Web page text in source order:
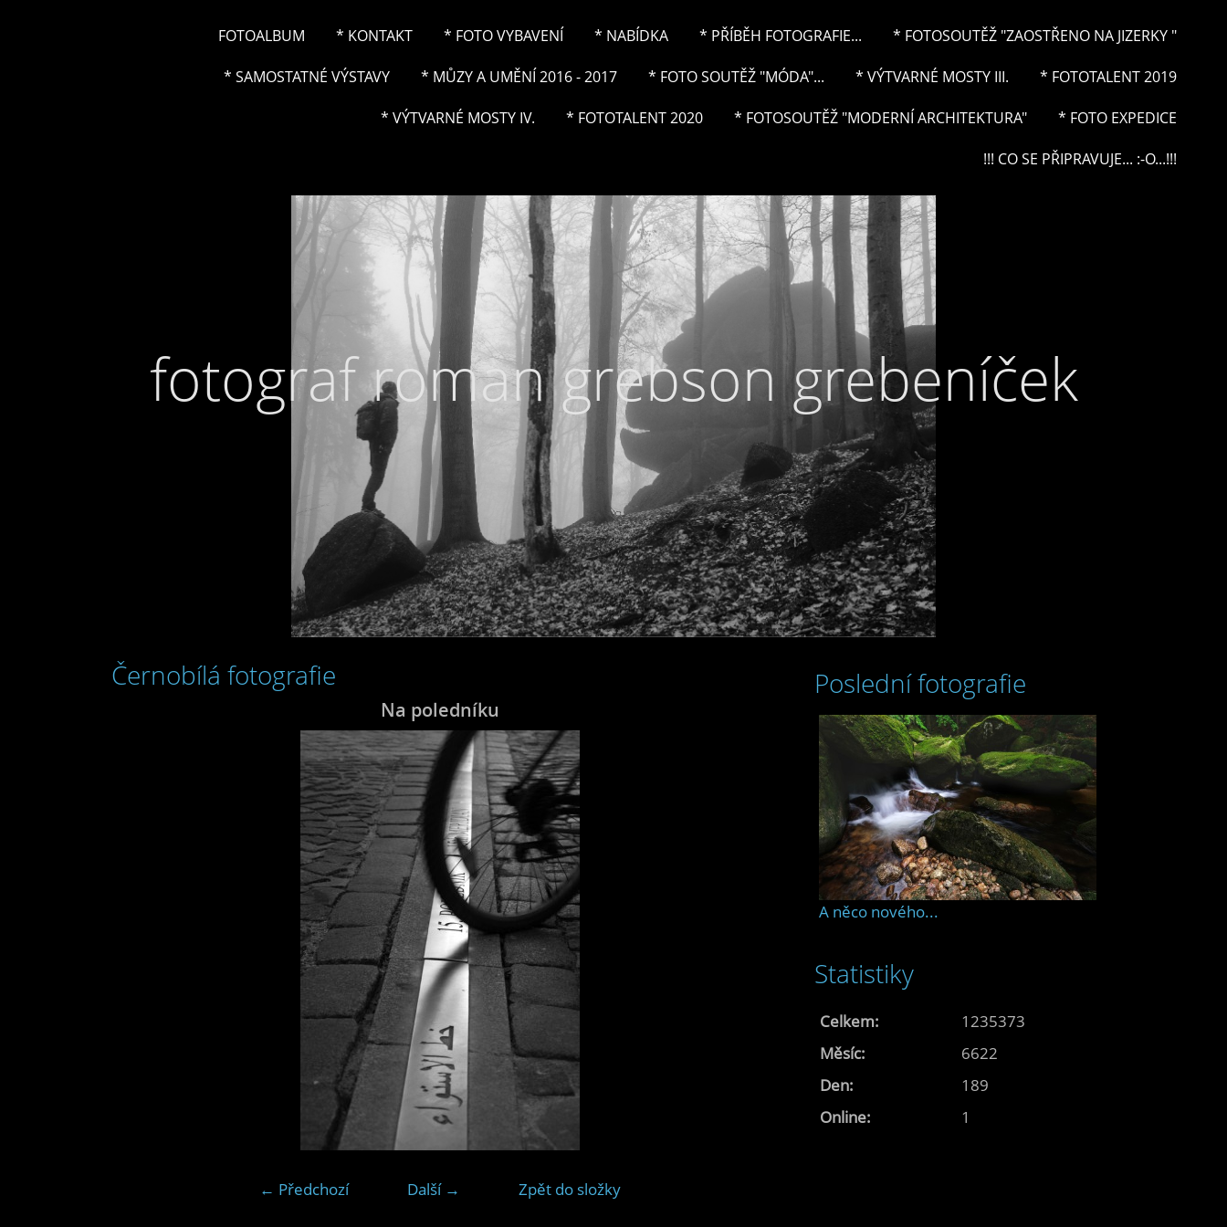
FOTOALBUM * KONTAKT * FOTO VYBAVENÍ * NABÍDKA * PŘÍBĚH FOTOGRAFIE... * FOTOSOUTĚŽ "ZAOSTŘENO NA JIZERKY "
* SAMOSTATNÉ VÝSTAVY * MŮZY A UMĚNÍ 2016 - 2017 * FOTO SOUTĚŽ "MÓDA"... * VÝTVARNÉ MOSTY III. * FOTOTALENT 2019
* VÝTVARNÉ MOSTY IV. * FOTOTALENT 2020 * FOTOSOUTĚŽ "MODERNÍ ARCHITEKTURA" * FOTO EXPEDICE
!!! CO SE PŘIPRAVUJE... :-O...!!!
fotograf roman grebson grebeníček
Černobílá fotografie
Na poledníku
← Předchozí Další → Zpět do složky
Poslední fotografie
A něco nového...
Statistiky
Online: 1
Celkem:
1235373
Měsíc:
6622
Den:
189